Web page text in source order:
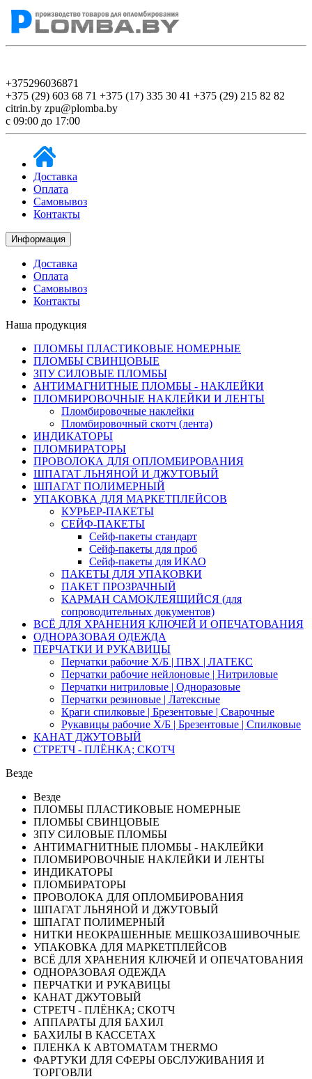
+375296036871
+375 (29) 603 68 71 +375 (17) 335 30 41 +375 (29) 215 82 82
citrin.by zpu@plomba.by
c 09:00 до 17:00
Доставка
Оплата
Самовывоз
Контакты
Информация
Доставка
Оплата
Самовывоз
Контакты
Наша продукция
ПЛОМБЫ ПЛАСТИКОВЫЕ НОМЕРНЫЕ
ПЛОМБЫ СВИНЦОВЫЕ
ЗПУ СИЛОВЫЕ ПЛОМБЫ
АНТИМАГНИТНЫЕ ПЛОМБЫ - НАКЛЕЙКИ
ПЛОМБИРОВОЧНЫЕ НАКЛЕЙКИ И ЛЕНТЫ
Пломбировочные наклейки
Пломбировочный скотч (лента)
ИНДИКАТОРЫ
ПЛОМБИРАТОРЫ
ПРОВОЛОКА ДЛЯ ОПЛОМБИРОВАНИЯ
ШПАГАТ ЛЬНЯНОЙ И ДЖУТОВЫЙ
ШПАГАТ ПОЛИМЕРНЫЙ
УПАКОВКА ДЛЯ МАРКЕТПЛЕЙСОВ
КУРЬЕР-ПАКЕТЫ
СЕЙФ-ПАКЕТЫ
Сейф-пакеты стандарт
Сейф-пакеты для проб
Сейф-пакеты для ИКАО
ПАКЕТЫ ДЛЯ УПАКОВКИ
ПАКЕТ ПРОЗРАЧНЫЙ
КАРМАН САМОКЛЕЯЩИЙСЯ (для
сопроводительных документов)
ВСЁ ДЛЯ ХРАНЕНИЯ КЛЮЧЕЙ И ОПЕЧАТОВАНИЯ
ОДНОРАЗОВАЯ ОДЕЖДА
ПЕРЧАТКИ И РУКАВИЦЫ
Перчатки рабочие Х/Б | ПВХ | ЛАТЕКС
Перчатки рабочие нейлоновые | Нитриловые
Перчатки нитриловые | Одноразовые
Перчатки резиновые | Латексные
Краги спилковые | Брезентовые | Сварочные
Рукавицы рабочие Х/Б | Брезентовые | Спилковые
КАНАТ ДЖУТОВЫЙ
СТРЕТЧ - ПЛЁНКА; СКОТЧ
Везде
Везде
ПЛОМБЫ ПЛАСТИКОВЫЕ НОМЕРНЫЕ
ПЛОМБЫ СВИНЦОВЫЕ
ЗПУ СИЛОВЫЕ ПЛОМБЫ
АНТИМАГНИТНЫЕ ПЛОМБЫ - НАКЛЕЙКИ
ПЛОМБИРОВОЧНЫЕ НАКЛЕЙКИ И ЛЕНТЫ
ИНДИКАТОРЫ
ПЛОМБИРАТОРЫ
ПРОВОЛОКА ДЛЯ ОПЛОМБИРОВАНИЯ
ШПАГАТ ЛЬНЯНОЙ И ДЖУТОВЫЙ
ШПАГАТ ПОЛИМЕРНЫЙ
НИТКИ НЕОКРАШЕННЫЕ МЕШКОЗАШИВОЧНЫЕ
УПАКОВКА ДЛЯ МАРКЕТПЛЕЙСОВ
ВСЁ ДЛЯ ХРАНЕНИЯ КЛЮЧЕЙ И ОПЕЧАТОВАНИЯ
ОДНОРАЗОВАЯ ОДЕЖДА
ПЕРЧАТКИ И РУКАВИЦЫ
КАНАТ ДЖУТОВЫЙ
СТРЕТЧ - ПЛЁНКА; СКОТЧ
АППАРАТЫ ДЛЯ БАХИЛ
БАХИЛЫ В КАССЕТАХ
ПЛЕНКА К АВТОМАТАМ THERMO
ФАРТУКИ ДЛЯ СФЕРЫ ОБСЛУЖИВАНИЯ И
ТОРГОВЛИ